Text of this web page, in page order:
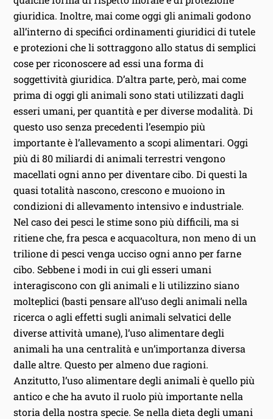
giuridica. Inoltre, mai come oggi gli animali godono
all’interno di specifici ordinamenti giuridici di tutele
e protezioni che li sottraggono allo status di semplici
cose per riconoscere ad essi una forma di
soggettività giuridica. D’altra parte, però, mai come
prima di oggi gli animali sono stati utilizzati dagli
esseri umani, per quantità e per diverse modalità. Di
questo uso senza precedenti l’esempio più
importante è l’allevamento a scopi alimentari. Oggi
più di 80 miliardi di animali terrestri vengono
macellati ogni anno per diventare cibo. Di questi la
quasi totalità nascono, crescono e muoiono in
condizioni di allevamento intensivo e industriale.
Nel caso dei pesci le stime sono più difficili, ma si
ritiene che, fra pesca e acquacoltura, non meno di un
trilione di pesci venga ucciso ogni anno per farne
cibo. Sebbene i modi in cui gli esseri umani
interagiscono con gli animali e li utilizzino siano
molteplici (basti pensare all’uso degli animali nella
ricerca o agli effetti sugli animali selvatici delle
diverse attività umane), l’uso alimentare degli
animali ha una centralità e un’importanza diversa
dalle altre. Questo per almeno due ragioni.
Anzitutto, l’uso alimentare degli animali è quello più
antico e che ha avuto il ruolo più importante nella
storia della nostra specie. Se nella dieta degli umani